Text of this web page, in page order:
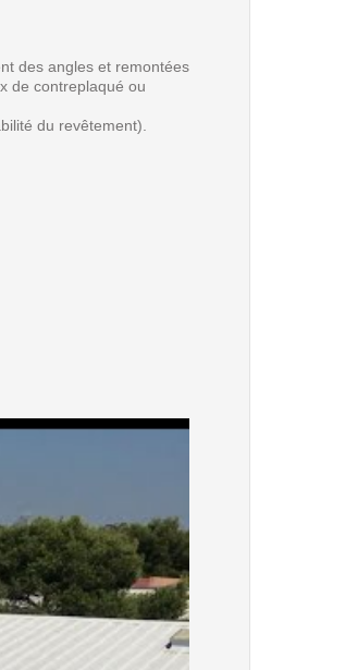
des angles et remontées
de contreplaqué ou
du revêtement).